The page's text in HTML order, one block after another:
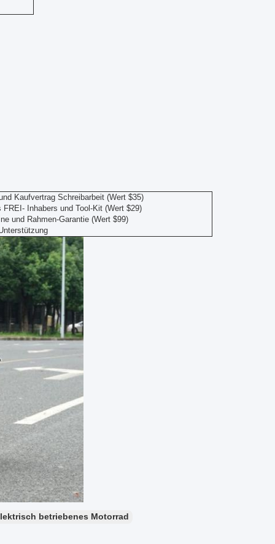
Kaufvertrag Schreibarbeit (Wert $35)
FREI- Inhabers und Tool-Kit (Wert $29)
und Rahmen-Garantie (Wert $99)
betriebenes Motorrad